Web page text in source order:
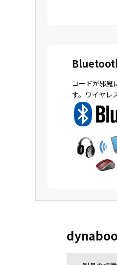
コードが邪魔
す。ワイヤレ